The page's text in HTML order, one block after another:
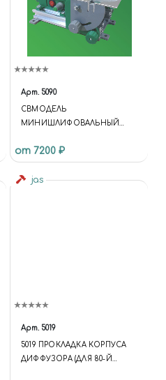
Арт. 5090
СВМОДЕЛЬ
МИНИШЛИФОВАЛЬНЫЙ
от 7200 ₽
jas
Арт. 5019
5019 ПРОКЛАДКА КОРПУСА
ДИФФУЗОРА (ДЛЯ 80-Й